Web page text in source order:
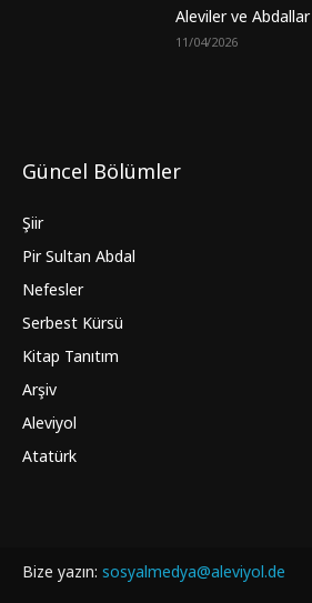
Aleviler ve Abdallar
11/04/2026
Güncel Bölümler
Şiir
Pir Sultan Abdal
Nefesler
Serbest Kürsü
Kitap Tanıtım
Arşiv
Aleviyol
Atatürk
Bize yazın: sosyalmedya@aleviyol.de